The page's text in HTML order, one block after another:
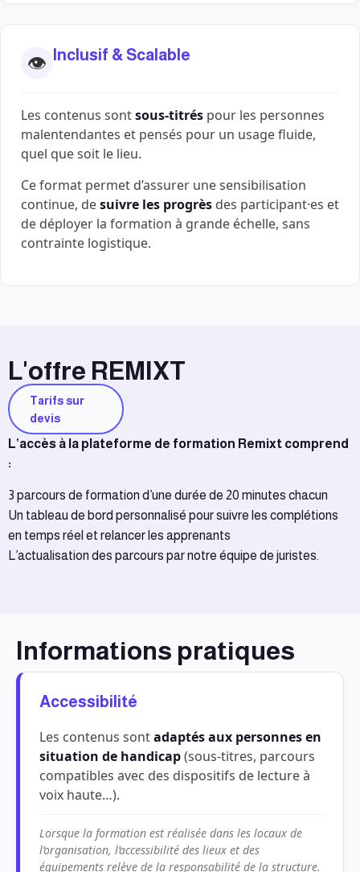
👁️ Inclusif & Scalable
Les contenus sontsous-titrés pour les personnes
malentendantes et pensés pour un usage fluide,
quel que soit le lieu.
Ce format permet d’assurer une sensibilisation
continue, desuivre les progrès des participant·es et
de déployer la formation à grande échelle, sans
contrainte logistique.
L'offre REMIXT
Tarifs sur
devis
L’accès à la plateforme de formation Remixt comprend
:
3 parcours de formation d’une durée de 20 minutes chacun
Un tableau de bord personnalisé pour suivre les complétions
en temps réel et relancer les apprenants
L’actualisation des parcours par notre équipe de juristes.
Informations pratiques
Accessibilité
Les contenus sontadaptés aux personnes en
situation de handicap(sous-titres, parcours
compatibles avec des dispositifs de lecture à
voix haute…).
Lorsque la formation est réalisée dans les locaux de
l’organisation, l’accessibilité des lieux et des
équipements relève de la responsabilité de la structure.